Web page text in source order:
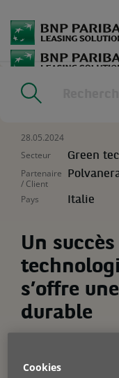
to
main
content
Home
Polvanera s’offre une
28.05.2024
Un
s’offre
durable
Secteur Green
Partenaire
/ Client
Pays Italie
Cookies